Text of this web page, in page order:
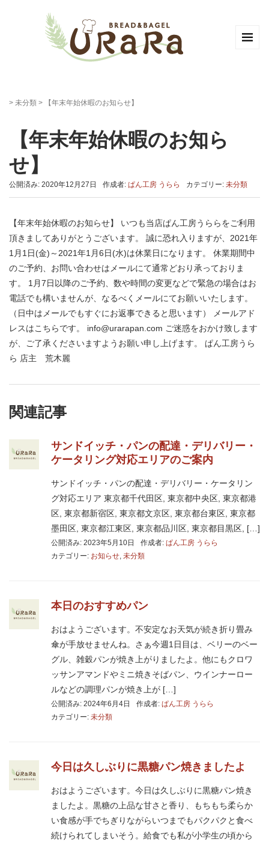
> 未分類 > 【年末年始休暇のお知らせ】
【年末年始休暇のお知ら
せ】
公開済み: 2020年12月27日 作成者: ぱん工房 うらら カテゴリー: 未分類
【年末年始休暇のお知らせ】 いつも当店ぱん工房うららをご利用
頂きましてありがとうございます。 誠に恐れ入りますが、2021年
1月1日(金)～2021年1月6日(水)は休業日になります。 休業期間中
のご予約、お問い合わせはメールにて通常どおり承っておりま
す。 1月7日以降のご予約、数や時間の変更などで緊急の場合はお
電話でも構いませんが、なるべくメールにてお願いいたします。
（日中はメールでもすぐにお返事できると思います） メールアド
レスはこちらです。 info@urarapan.com ご迷惑をおかけ致します
が、ご了承くださいますようお願い申し上げます。 ぱん工房うら
ら 店主 荒木麗
関連記事
サンドイッチ・パンの配達・デリバリー・
ケータリング対応エリアのご案内
サンドイッチ・パンの配達・デリバリー・ケータリン
グ対応エリア 東京都千代田区, 東京都中央区, 東京都港
区, 東京都新宿区, 東京都文京区, 東京都台東区, 東京都
墨田区, 東京都江東区, 東京都品川区, 東京都目黒区, […]
公開済み: 2023年5月10日 作成者: ぱん工房 うらら
カテゴリー: お知らせ, 未分類
本日のおすすめパン
おはようございます。不安定なお天気が続き折り畳み
傘が手放せませんね。さぁ今週1日目は、ベリーのベー
グル、雑穀パンが焼き上がりましたよ。他にもクロワ
ッサンアマンドやミニ焼きそばパン、ウインナーロー
ルなどの調理パンが焼き上が […]
公開済み: 2024年6月4日 作成者: ぱん工房 うらら
カテゴリー: 未分類
今日は久しぶりに黒糖パン焼きましたよ
おはようございます。今日は久しぶりに黒糖パン焼き
ましたよ。黒糖の上品な甘さと香り、もちもち柔らか
い食感が手でちぎりながらいつまでもパクパクと食べ
続けられてしまいそう。給食でも私が小学生の頃から